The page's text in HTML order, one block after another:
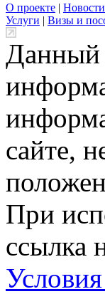
О проекте |
Услуги | Визы и
Данный
сайте,
При
ссылка